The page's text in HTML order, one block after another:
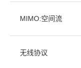
MIMO:空间流
无线协议